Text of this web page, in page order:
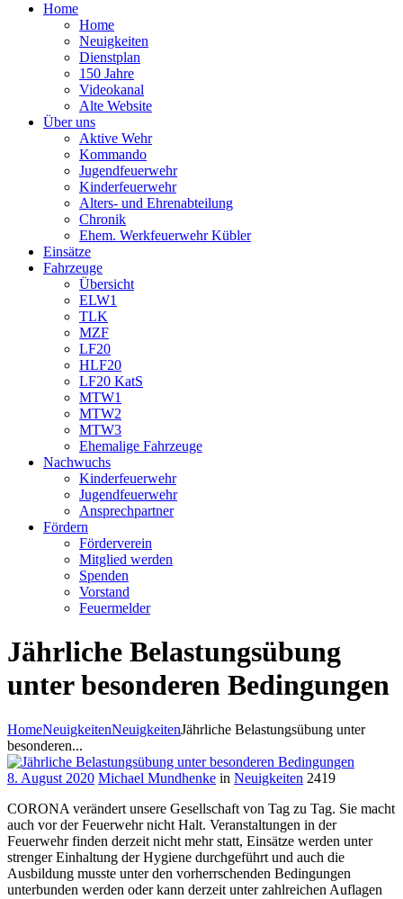
Home
Home
Neuigkeiten
Dienstplan
150 Jahre
Videokanal
Alte Website
Über uns
Aktive Wehr
Kommando
Jugendfeuerwehr
Kinderfeuerwehr
Alters- und Ehrenabteilung
Chronik
Ehem. Werkfeuerwehr Kübler
Einsätze
Fahrzeuge
Übersicht
ELW1
TLK
MZF
LF20
HLF20
LF20 KatS
MTW1
MTW2
MTW3
Ehemalige Fahrzeuge
Nachwuchs
Kinderfeuerwehr
Jugendfeuerwehr
Ansprechpartner
Fördern
Förderverein
Mitglied werden
Spenden
Vorstand
Feuermelder
Jährliche Belastungsübung
unter besonderen Bedingungen
HomeNeuigkeitenNeuigkeitenJährliche Belastungsübung unter
besonderen...
8. August 2020 Michael Mundhenke in Neuigkeiten 2419
CORONA verändert unsere Gesellschaft von Tag zu Tag. Sie macht
auch vor der Feuerwehr nicht Halt. Veranstaltungen in der
Feuerwehr finden derzeit nicht mehr statt, Einsätze werden unter
strenger Einhaltung der Hygiene durchgeführt und auch die
Ausbildung musste unter den vorherrschenden Bedingungen
unterbunden werden oder kann derzeit unter zahlreichen Auflagen